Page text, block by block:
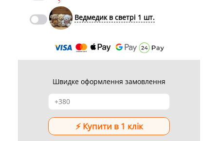
Ведмедик в светрі 1 шт.
Швидке оформлення замовлення